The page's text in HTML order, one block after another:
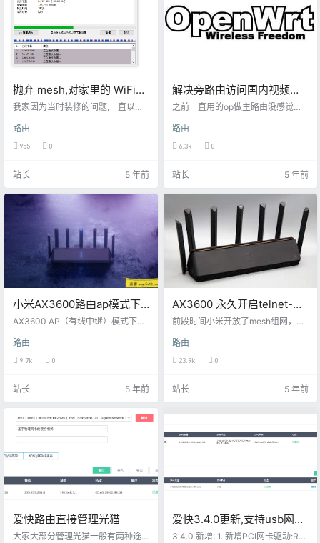
可。 再回到爱快控制台就会发现do
cker…
抛弃 mesh,对家里的 WiFi进
行改造
我家因为当时装修的问题,一直以来
修较早的家庭差不多都会有这个问
题.路由和光猫在一个角落里,我家是
单层大概在 170 平米的一个小院,我
号不是很好,家里买的是领势的这种
三个一组不分主母的Mesh路由,信号
也可以,价格三个活动价不到 1100,
单个才 400 不到,信号一直很满意,
最近心痒痒想把这套给换下来,主要
有两个原因： 老爸在乡…
路由
955 0
站长 5 年前
解决旁路由访问国内视频抖
音、皮皮虾软件卡顿问题
之前一直用的op做主路由没感觉，
路的时候发现，电脑端好像没什么
影响，就是手机端，访问皮皮虾和
抖音真的卡的夸张，什么都设置了
了下，设置了两个地方，目前使用
非常流畅，其实我还不知道这两个
了再修改 1，打开lan口的网络接口
配置，选择物理设置，[桥接接口 为
指定接口创建桥接] 把这个选项给去
掉 2，打开防火墙，…
路由
6.3k 0
站长 5 年前
小米AX3600路由ap模式下
自定义局域网IP地址
AX3600 AP（有线中继）模式下自
不能改DNS和指定网关 1、AX3600
设置为有线中继，并且能正常上
0.10.1.12 2、我们在电脑上用IP登陆
AX3600后台，进入后选择中继设置
3、把网址栏中的apsetting改为sett
ing后回车 4、这个时候，下方会出
现局域网设置，把局域网I…
路由
9.7k 0
站长 5 年前
AX3600 永久开启telnet-
ssh
前段时间小米开放了mesh组网，很
件版本，但是对于1.0.67版本的ssh
开启，目前来说相当折腾，而且有
来说这个办法操作难度系数不高，
且大大降低了需要修改内核的风险
不降级，直接看以下教程） 第一
步：备份一下小米的bdata…
路由
23.9k 0
站长 5 年前
爱快路由直接管理光猫
大家大部分管理光猫一般有两种途
爱快3.4.0更新,支持usb网
卡.ipv6以及DOH功能解释
3.4.0 新增: 1. 新增PCI网卡驱动:RT